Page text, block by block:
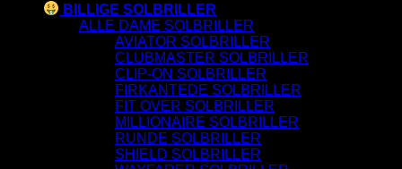
BILLIGE SOLBRILLER
ALLE DAME SOLBRILLER
AVIATOR SOLBRILLER
CLUBMASTER SOLBRILLER
CLIP-ON SOLBRILLER
FIRKANTEDE SOLBRILLER
FIT OVER SOLBRILLER
MILLIONAIRE SOLBRILLER
RUNDE SOLBRILLER
SHIELD SOLBRILLER